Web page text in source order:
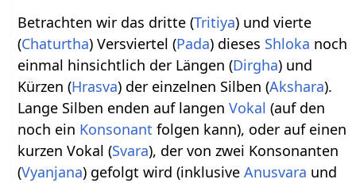
Betrachten wir das dritte (Tritiya) und vierte
(Chaturtha) Versviertel (Pada) dieses Shloka noch
einmal hinsichtlich der Längen (Dirgha) und
Kürzen (Hrasva) der einzelnen Silben (Akshara).
Lange Silben enden auf langenVokal (auf den
noch ein Konsonant folgen kann), oder auf einen
kurzen Vokal (Svara), der von zwei Konsonanten
(Vyanjana) gefolgt wird (inklusiveAnusvara und